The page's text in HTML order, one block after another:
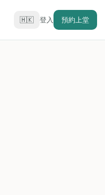
🇭🇰 登入 預約上堂